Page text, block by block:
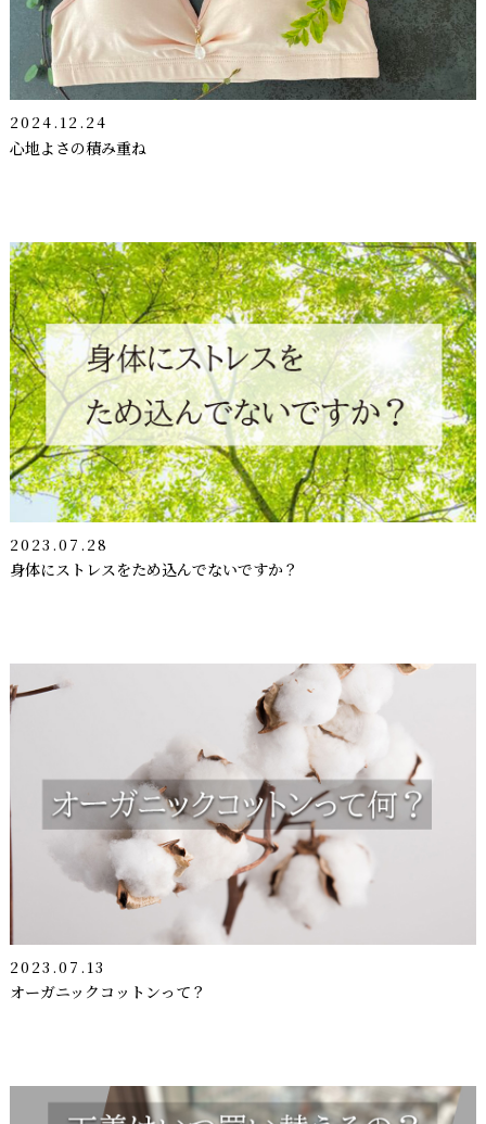
2024.12.24
心地よさの積み重ね
2023.07.28
身体にストレスをため込んでないですか？
2023.07.13
オーガニックコットンって？